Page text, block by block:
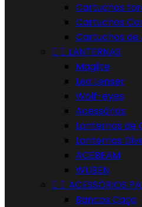
Cartuchos
Cartuchos
Cartuchos de
  LANTERNAS
Maglite
Led Lenser
Wolf-eyes
Acessórios
Lanternas de
Lanternas
ACEBEAM
WUBEN
  ACESSÓRIOS
Bancos Caça